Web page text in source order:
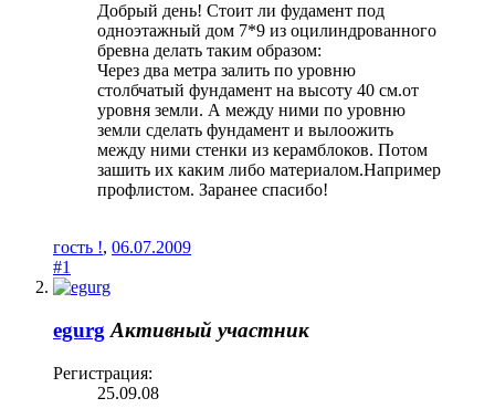
Добрый день! Стоит ли фудамент под
одноэтажный дом 7*9 из оцилиндрованного
бревна делать таким образом:
Через два метра залить по уровню
столбчатый фундамент на высоту 40 см.от
уровня земли. А между ними по уровню
земли сделать фундамент и вылоожить
между ними стенки из керамблоков. Потом
зашить их каким либо материалом.Например
профлистом. Заранее спасибо!
гость !, 06.07.2009
#1
egurg Активный участник
Регистрация:
25.09.08